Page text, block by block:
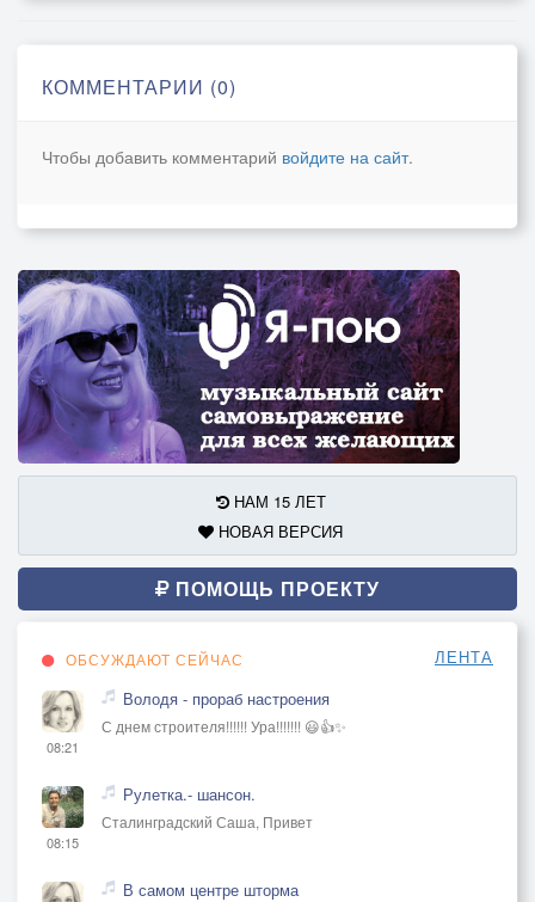
КОММЕНТАРИИ (0)
Чтобы добавить комментарий войдите на сайт.
НАМ 15 ЛЕТ
НОВАЯ ВЕРСИЯ
ПОМОЩЬ ПРОЕКТУ
ОБСУЖДАЮТ СЕЙЧАС ЛЕНТА
08:21
Володя - прораб настроения
С днем строителя!!!!!! Ура!!!!!!! 😃👍✨
08:15
Рулетка.- шансон.
Сталинградский Саша, Привет
В самом центре шторма